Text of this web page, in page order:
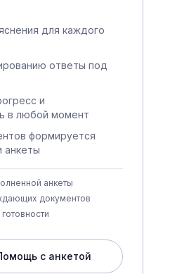
для каждого
ответы под
и
в любой момент
формируется
анкеты
анкеты
документов
с анкетой